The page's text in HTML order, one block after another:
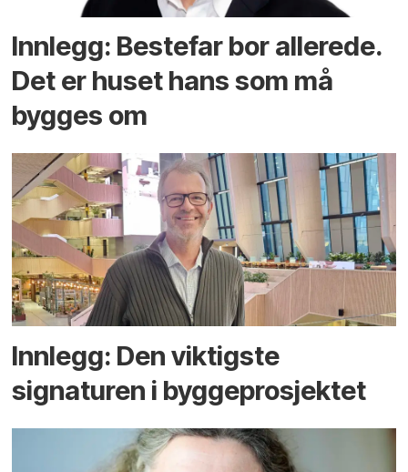
Innlegg: Bestefar bor allerede.
Det er huset hans som må
bygges om
Innlegg: Den viktigste
signaturen i bygge­­prosjektet